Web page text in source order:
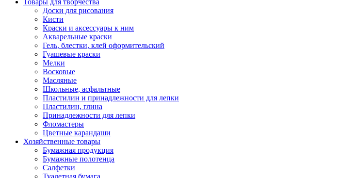
Товары для творчества
Доски для рисования
Кисти
Краски и аксессуары к ним
Акварельные краски
Гель, блестки, клей оформительский
Гуашевые краски
Мелки
Восковые
Масляные
Школьные, асфальтные
Пластилин и принадлежности для лепки
Пластилин, глина
Принадлежности для лепки
Фломастеры
Цветные карандаши
Хозяйственные товары
Бумажная продукция
Бумажные полотенца
Салфетки
Туалетная бумага